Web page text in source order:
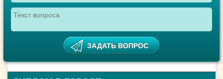
ПОИСК ТЕХНИКУМА, КОЛЛЕДЖА